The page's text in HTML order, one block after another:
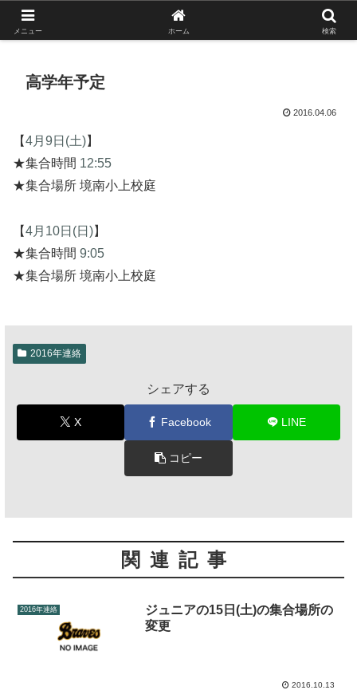
がんばれ！フルスイング！境南ブレーブス！
高学年予定
2016.04.06
【4月9日(土)】
★集合時間 12:55
★集合場所 境南小上校庭
【4月10日(日)】
★集合時間 9:05
★集合場所 境南小上校庭
2016年連絡
シェアする
X Facebook LINE
コピー
関連記事
2016年連絡
ジュニアの15日(土)の集合場所の
変更
2016.10.13
メニュー ホーム 検索